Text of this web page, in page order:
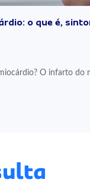
o que é,
O infarto do